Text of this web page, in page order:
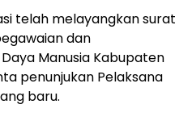
telah melayangkan surat
dan
Manusia Kabupaten
penunjukan Pelaksana
baru.